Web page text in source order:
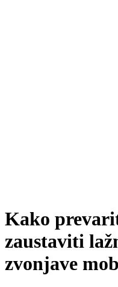
Kako
zaustaviti
zvonjave